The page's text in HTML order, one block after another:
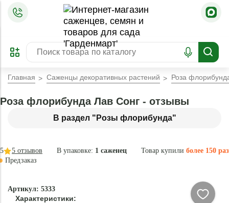
ПРЕДЗАКАЗ
ЗАБРОНИРОВАТЬ
ЛУЧШЕЕ
Главная Саженцы декоративных растений Роза
В раздел "Розы флорибунда"
Роза флорибунда Лав Сонг - отзывы
В упаковке: 1 саженец Товар купили более 150 раз
5 5 отзывов
Предзаказ
Артикул: 5333
Характеристики: